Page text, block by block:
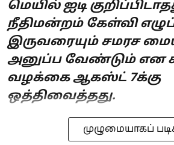
மெயில் ஐடி
நீதிமன்றம் கேள்வி
இருவரையும் சமரச
அனுப்ப வேண்டும் என
வழக்கை ஆகஸ்ட் 7க்கு
ஒத்திவைத்தது.
முழுமையாகப்